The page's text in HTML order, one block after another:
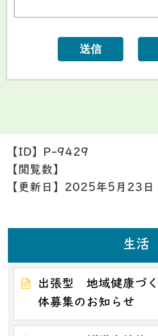
【ID】 P-9429
【閲覧数】
【更新日】 2025年5月23日
生活
出張型 地域健康づ
体募集のお知らせ